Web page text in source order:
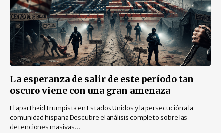
La esperanza de salir de este período tan
oscuro viene con una gran amenaza
El apartheid trumpista en Estados Unidos y la persecución a la
comunidad hispana Descubre el análisis completo sobre las
detenciones masivas...